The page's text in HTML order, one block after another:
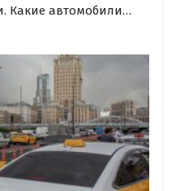
Какие автомобили
РФ.